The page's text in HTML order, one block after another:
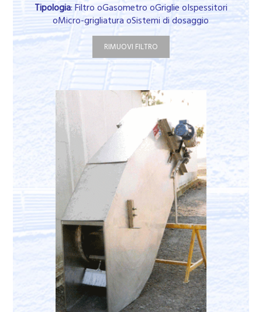
Tipologia: Filtro oGasometro oGriglie oIspessitori
oMicro-grigliatura oSistemi di dosaggio
RIMUOVI FILTRO